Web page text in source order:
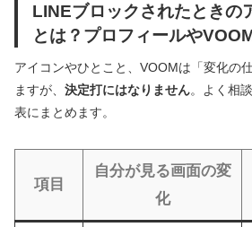
LINEブロックされたときの
とは？プロフィールや
アイコンやひとこと、VOOMは「変化の
ますが、 決定打にはなりません。よく相
表にまとめます。
項目
自分が見る画面の変
化